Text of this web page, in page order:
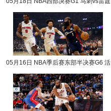
05月16日 NBA季后赛东部半决赛G6 活